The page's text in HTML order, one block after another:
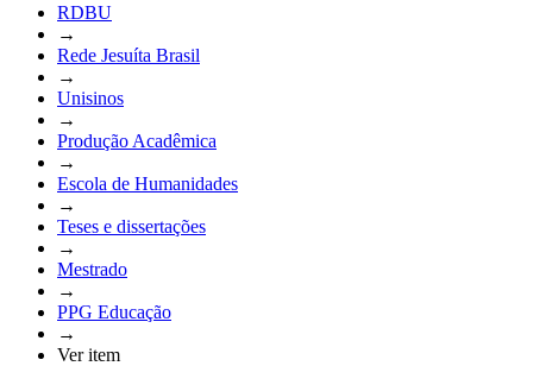
RDBU
→
Rede Jesuíta Brasil
→
Unisinos
→
Produção Acadêmica
→
Escola de Humanidades
→
Teses e dissertações
→
Mestrado
→
PPG Educação
→
Ver item